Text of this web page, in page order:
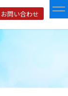
お問い合わせ